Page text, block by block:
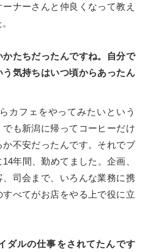
ナーさんと仲良くなって教え
たちだったんですね。自分で
う気持ちはいつ頃からあったん
カフェをやってみたいという
も新潟に帰ってコーヒーだけ
不安だったんです。それでブ
年間、勤めてました。企画、
司会まで、いろんな業務に携
べてがお店をやる上で役に立
ルの仕事をされてたんです